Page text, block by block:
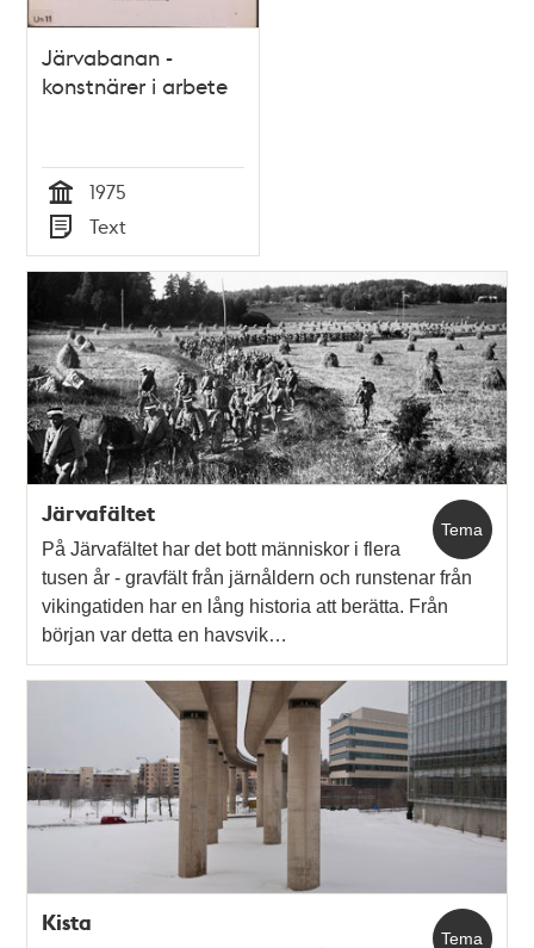
Järvabanan -
konstnärer i arbete
Tid
1975
Typ
Text
Tema
Järvafältet
På Järvafältet har det bott människor i flera
tusen år - gravfält från järnåldern och runstenar från
vikingatiden har en lång historia att berätta. Från
början var detta en havsvik…
Tema
Kista